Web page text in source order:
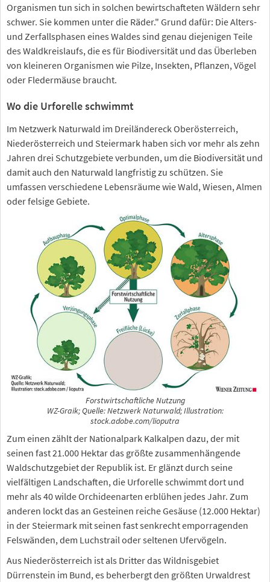
Organismen tun sich in solchen bewirtschafteten Wäldern sehr
schwer. Sie kommen unter die Räder." Grund dafür: Die Alters-
und Zerfallsphasen eines Waldes sind genau diejenigen Teile
des Waldkreislaufs, die es für Biodiversität und das Überleben
von kleineren Organismen wie Pilze, Insekten, Pflanzen, Vögel
oder Fledermäuse braucht.
Wo die Urforelle schwimmt
Im Netzwerk Naturwald im Dreiländereck Oberösterreich,
Niederösterreich und Steiermark haben sich vor mehr als zehn
Jahren drei Schutzgebiete verbunden, um die Biodiversität und
damit auch den Naturwald langfristig zu schützen. Sie
umfassen verschiedene Lebensräume wie Wald, Wiesen, Almen
oder felsige Gebiete.
Forstwirtschaftliche Nutzung
WZ-Graik; Quelle: Netzwerk Naturwald; Illustration:
stock.adobe.com/lioputra
Zum einen zählt der Nationalpark Kalkalpen dazu, der mit
seinen fast 21.000 Hektar das größte zusammenhängende
Waldschutzgebiet der Republik ist. Er glänzt durch seine
vielfältigen Landschaften, die Urforelle schwimmt dort und
mehr als 40 wilde Orchideenarten erblühen jedes Jahr. Zum
anderen lockt das an Gesteinen reiche Gesäuse (12.000 Hektar)
in der Steiermark mit seinen fast senkrecht emporragenden
Felswänden, dem Luchstrail oder seltenen Ufervögeln.
Aus Niederösterreich ist als Dritter das Wildnisgebiet
Dürrenstein im Bund, es beherbergt den größten Urwaldrest